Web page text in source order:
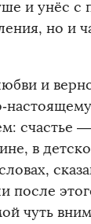
и унёс с
но и
и
счастье
в
после
чуть